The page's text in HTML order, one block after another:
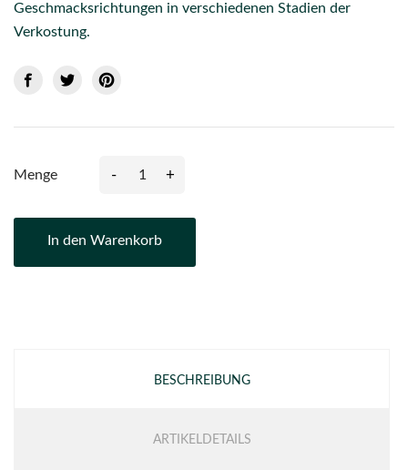
Geschmacksrichtungen in verschiedenen Stadien der
Verkostung.
Menge - +
In den Warenkorb
BESCHREIBUNG
ARTIKELDETAILS